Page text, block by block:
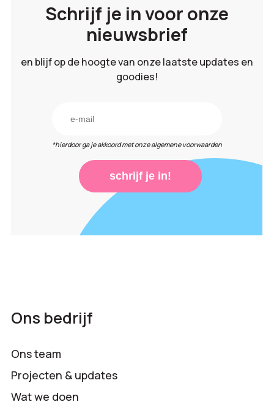
Schrijf je in voor onze
nieuwsbrief
en blijf op de hoogte van onze laatste updates en
goodies!
*hierdoor ga je akkoord met onze algemene voorwaarden
schrijf je in!
Ons bedrijf
Ons team
Projecten & updates
Wat we doen